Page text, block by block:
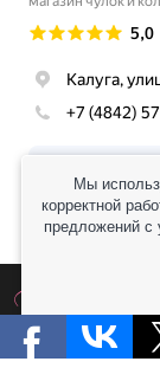
Мы
корректной
предложений с